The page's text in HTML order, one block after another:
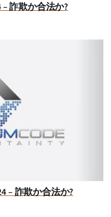
詐欺か合法か?
– 詐欺か合法か?